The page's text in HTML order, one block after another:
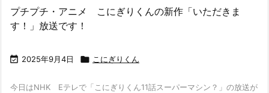
プチプチ・アニメ こにぎりくんの新作「いただきま
す！」放送です！
 2025年9月4日  こにぎりくん
今日はNHK Eテレで「こにぎりくん11話スーパーマシン？」の放送が